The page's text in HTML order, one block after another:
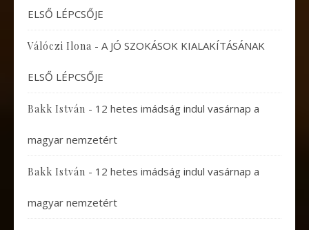
ELSŐ LÉPCSŐJE
Válóczi Ilona - A JÓ SZOKÁSOK KIALAKÍTÁSÁNAK
ELSŐ LÉPCSŐJE
Bakk István - 12 hetes imádság indul vasárnap a
magyar nemzetért
Bakk István - 12 hetes imádság indul vasárnap a
magyar nemzetért